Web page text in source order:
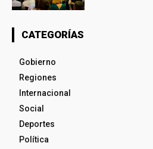
CATEGORÍAS
Gobierno
Regiones
Internacional
Social
Deportes
Política